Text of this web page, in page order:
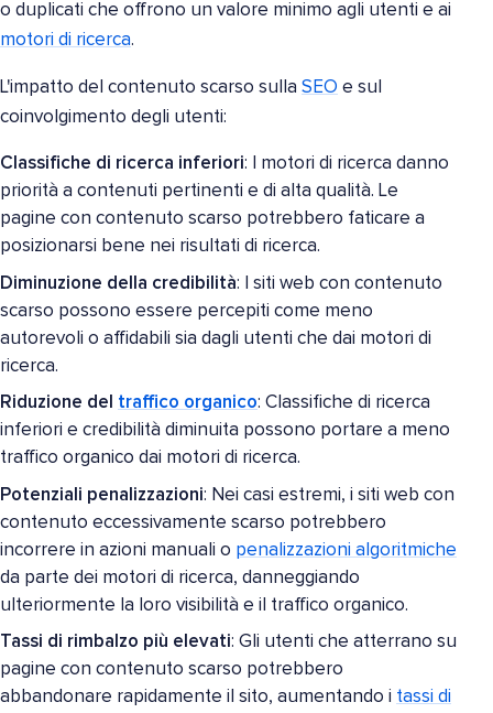
o duplicati che offrono un valore minimo agli utenti e ai
motori di ricerca.
L'impatto del contenuto scarso sulla SEO e sul
coinvolgimento degli utenti:
Classifiche di ricerca inferiori: I motori di ricerca danno
priorità a contenuti pertinenti e di alta qualità. Le
pagine con contenuto scarso potrebbero faticare a
posizionarsi bene nei risultati di ricerca.
Diminuzione della credibilità: I siti web con contenuto
scarso possono essere percepiti come meno
autorevoli o affidabili sia dagli utenti che dai motori di
ricerca.
Riduzione del traffico organico: Classifiche di ricerca
inferiori e credibilità diminuita possono portare a meno
traffico organico dai motori di ricerca.
Potenziali penalizzazioni: Nei casi estremi, i siti web con
contenuto eccessivamente scarso potrebbero
incorrere in azioni manuali o penalizzazioni algoritmiche
da parte dei motori di ricerca, danneggiando
ulteriormente la loro visibilità e il traffico organico.
Tassi di rimbalzo più elevati: Gli utenti che atterrano su
pagine con contenuto scarso potrebbero
abbandonare rapidamente il sito, aumentando i tassi di